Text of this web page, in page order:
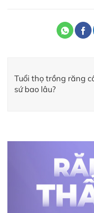
Tuổi thọ trồng răng
sứ bao lâu?